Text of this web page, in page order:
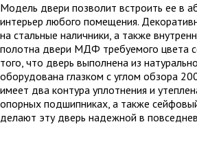
Модель двери позволит встроить ее в
интерьер любого помещения.
на стальные наличники, а также
полотна двери МДФ требуемого цвета
того, что дверь выполнена из
оборудована глазком с углом обзора
имеет два контура уплотнения и
опорных подшипниках, а также
делают эту дверь надежной в